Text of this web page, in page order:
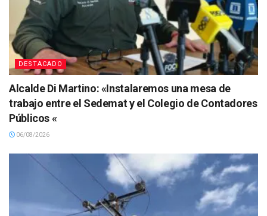
DESTACADO
Alcalde Di Martino: «Instalaremos una mesa de
trabajo entre el Sedemat y el Colegio de Contadores
Públicos «
06/08/2026